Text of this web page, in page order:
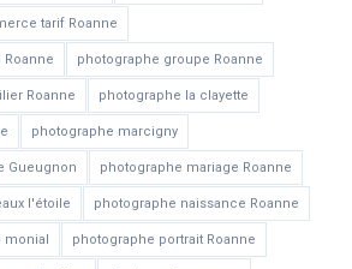
tarif Roanne
photographe groupe Roanne
Roanne photographe la clayette
photographe marcigny
Gueugnon photographe mariage Roanne
l'étoile photographe naissance Roanne
monial photographe portrait Roanne